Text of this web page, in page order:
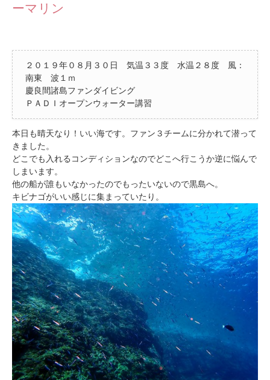
ーマリン
２０１９年０８月３０日 気温３３度 水温２８度 風：
南東 波１ｍ
慶良間諸島ファンダイビング
ＰＡＤＩオープンウォーター講習
本日も晴天なり！いい海です。ファン３チームに分かれて潜って
きました。
どこでも入れるコンディションなのでどこへ行こうか逆に悩んで
しまいます。
他の船が誰もいなかったのでもったいないので黒島へ。
キビナゴがいい感じに集まっていたり。